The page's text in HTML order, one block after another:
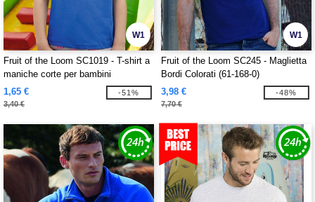
W1
Fruit of the Loom SC1019 - T-shirt a
maniche corte per bambini
1,65 €
3,40 €
-51%
W1
Fruit of the Loom SC245 - Maglietta
Bordi Colorati (61-168-0)
3,98 €
7,70 €
-48%